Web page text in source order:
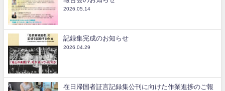
2026.05.14
記録集完成のお知らせ
2026.04.29
在日帰国者証言記録集公刊に向けた作業進捗のご報